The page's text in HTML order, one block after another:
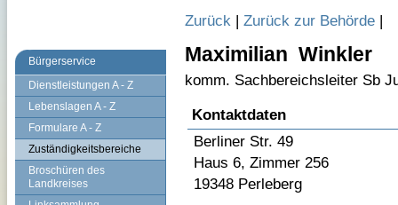
Bürgerservice
Dienstleistungen A - Z
Lebenslagen A - Z
Formulare A - Z
Zuständigkeitsbereiche
Broschüren des
Landkreises
Zurück | Zurück zur Behörde |
Maximilian Winkler
komm. Sachbereichsleiter Sb
Kontaktdaten
Berliner Str. 49
Haus 6, Zimmer 256
19348 Perleberg